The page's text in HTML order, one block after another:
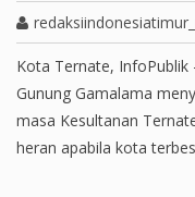
Kota Ternate,
Gunung Gamalama
masa Kesultanan
heran apabila kota